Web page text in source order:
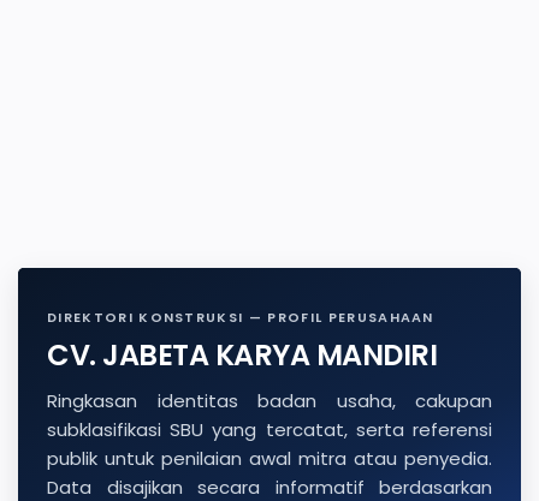
DIREKTORI KONSTRUKSI — PROFIL PERUSAHAAN
CV. JABETA KARYA MANDIRI
Ringkasan identitas badan usaha, cakupan
subklasifikasi SBU yang tercatat, serta referensi
publik untuk penilaian awal mitra atau penyedia.
Data disajikan secara informatif berdasarkan